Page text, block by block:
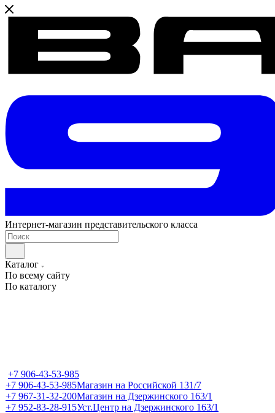
Интернет-магазин представительского класса
Каталог
По всему сайту
По каталогу
+7 906-43-53-985
+7 906-43-53-985Магазин на Российской 131/7
+7 967-31-32-200Магазин на Дзержинского 163/1
+7 952-83-28-915Уст.Центр на Дзержинского 163/1